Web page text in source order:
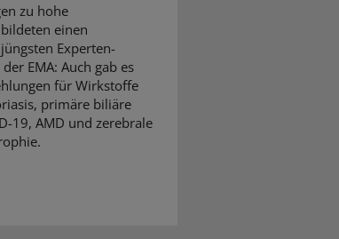
zu hohe
einen
Experten-
EMA: Auch gab es
für Wirkstoffe
primäre biliäre
19, AMD und zerebrale